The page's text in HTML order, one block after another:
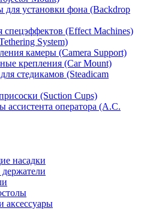
установки фона (Backdrop
(Effect Machines)
System)
камеры (Camera Support)
крепления (Car Mount)
стедикамов (Steadicam
(Suction Cups)
ассистента оператора (A.C.
насадки
аксессуары